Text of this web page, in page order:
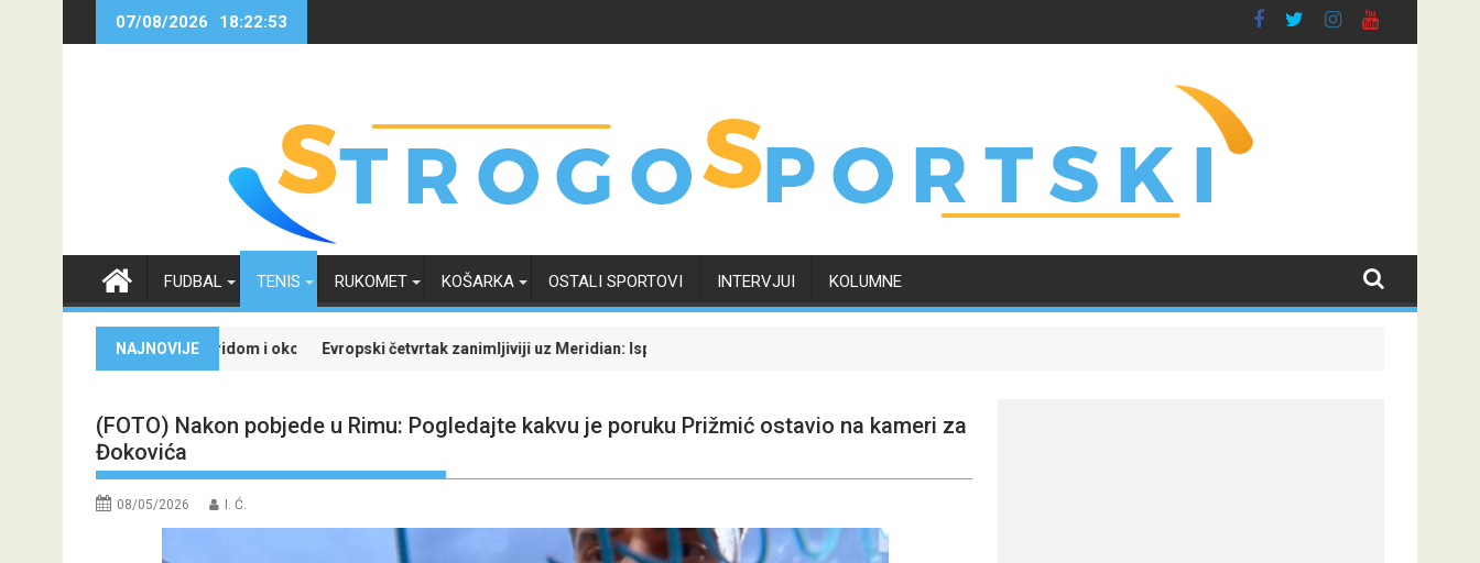
07/08/2026 18:22:54
FUDBAL TENIS RUKOMET KOŠARKA OSTALI SPORTOVI INTERVJUI KOLUMNE
NAJNOVIJE
sa Real Madridom i okončao neizvijesnost oko svoje budućnosti
Evropski četvrtak zanimljiviji uz Meridian: Isprati borbu za grupnu fazu uz najveće kvote
(FOTO) Nakon pobjede u Rimu: Pogledajte kakvu je poruku Prižmić ostavio na kameri za
Đokovića
08/05/2026 I. Ć.